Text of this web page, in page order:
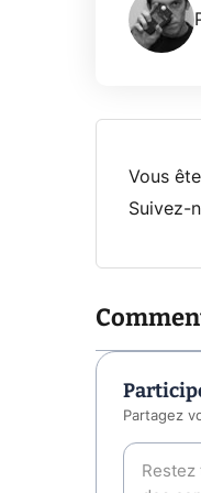
Vous
Suivez-
Partagez